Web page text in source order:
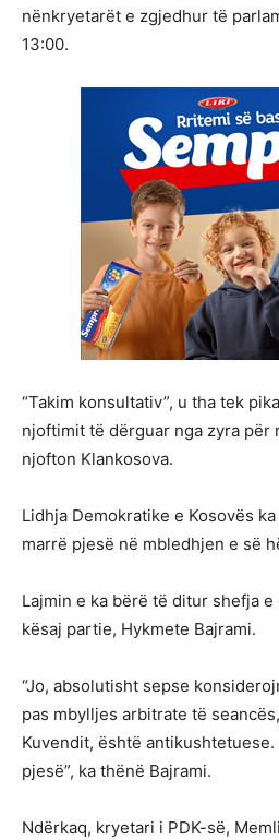
nënkryetarët e zgjedhur të
13:00.
“Takim konsultativ”, u tha tek
njoftimit të dërguar nga zyra për
njofton Klankosova.
Lidhja Demokratike e Kosovës
marrë pjesë në mbledhjen e së
Lajmin e ka bërë të ditur shefja
kësaj partie, Hykmete Bajrami.
“Jo, absolutisht sepse
pas mbylljes arbitrate të
Kuvendit, është
pjesë”, ka thënë Bajrami.
Ndërkaq, kryetari i PDK-së,